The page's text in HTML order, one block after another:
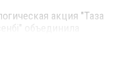
акция "Таза
объединила
области